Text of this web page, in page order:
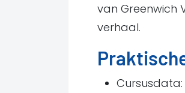
van Greenwich
verhaal.